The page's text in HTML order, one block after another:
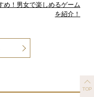
め！男女で楽しめるゲーム
を紹介！
TOP